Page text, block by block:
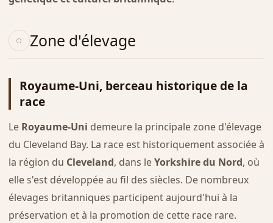
Zone d'élevage
Royaume-Uni, berceau historique de la
race
Le Royaume-Uni demeure la principale zone d'élevage
du Cleveland Bay. La race est historiquement associée à
la région du Cleveland, dans leYorkshire du Nord, où
elle s'est développée au fil des siècles. De nombreux
élevages britanniques participent aujourd'hui à la
préservation et à la promotion de cette race rare.